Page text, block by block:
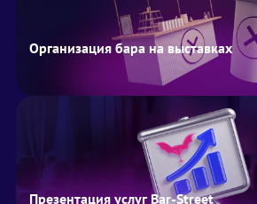
Организация бара на выставках
Презентация услуг Bar-Street